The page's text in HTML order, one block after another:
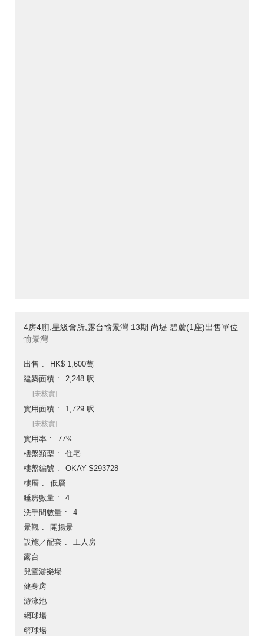
4房4廁,星級會所,露台愉景灣 13期 尚堤 碧蘆(1座)出售單位
愉景灣
出售
HK$ 1,600萬
建築面積
2,248 呎
[未核實]
實用面積 1,729 呎
[未核實]
實用率
77%
樓盤類型
住宅
樓盤編號
OKAY-S293728
樓層
低層
睡房數量
4
洗手間數量
4
景觀
開揚景
設施／配套
工人房
露台
兒童游樂場
健身房
游泳池
網球場
籃球場